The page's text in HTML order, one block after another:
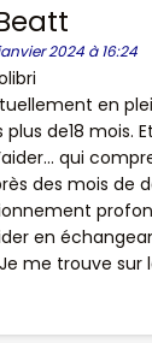
2024 à 16:24
en
de18 mois. Et
qui
des mois de
en
me trouve sur